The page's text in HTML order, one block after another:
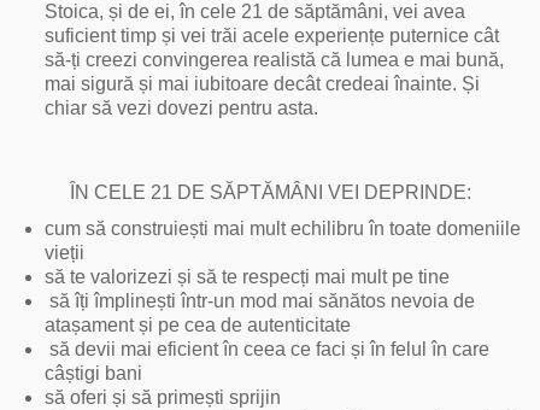
Stoica, și de ei, în cele 21 de săptămâni, vei avea
suficient timp și vei trăi acele experiențe puternice cât
să-ți creezi convingerea realistă că lumea e mai bună,
mai sigură și mai iubitoare decât credeai înainte. Și
chiar să vezi dovezi pentru asta.
ÎN CELE 21 DE SĂPTĂMÂNI VEI DEPRINDE:
cum să construiești mai mult echilibru în toate domeniile
vieții
să te valorizezi și să te respecți mai mult pe tine
să îți împlinești într-un mod mai sănătos nevoia de
atașament și pe cea de autenticitate
să devii mai eficient în ceea ce faci și în felul în care
câștigi bani
să oferi și să primești sprijin